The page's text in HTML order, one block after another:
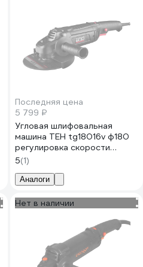
Последняя цена
5 799 ₽
Угловая шлифовальная
машина ТЕН tg18016v ф180
регулировка скорости
20233
5(1)
Аналоги
Нет в наличии